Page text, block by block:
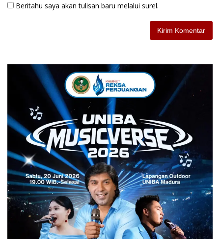
Beritahu saya akan tulisan baru melalui surel.